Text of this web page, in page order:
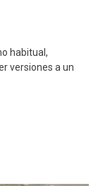
habitual,
versiones a un